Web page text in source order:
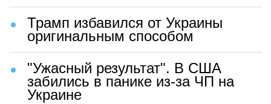
Трамп избавился от Украины
оригинальным способом
"Ужасный результат". В США
забились в панике из-за ЧП на
Украине